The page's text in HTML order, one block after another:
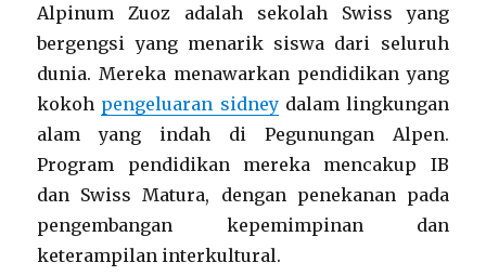
Alpinum Zuoz adalah sekolah Swiss yang
bergengsi yang menarik siswa dari seluruh
dunia. Mereka menawarkan pendidikan yang
kokoh pengeluaran sidneydalam lingkungan
alam yang indah di Pegunungan Alpen.
Program pendidikan mereka mencakup IB
dan Swiss Matura, dengan penekanan pada
pengembangan kepemimpinan dan
keterampilan interkultural.